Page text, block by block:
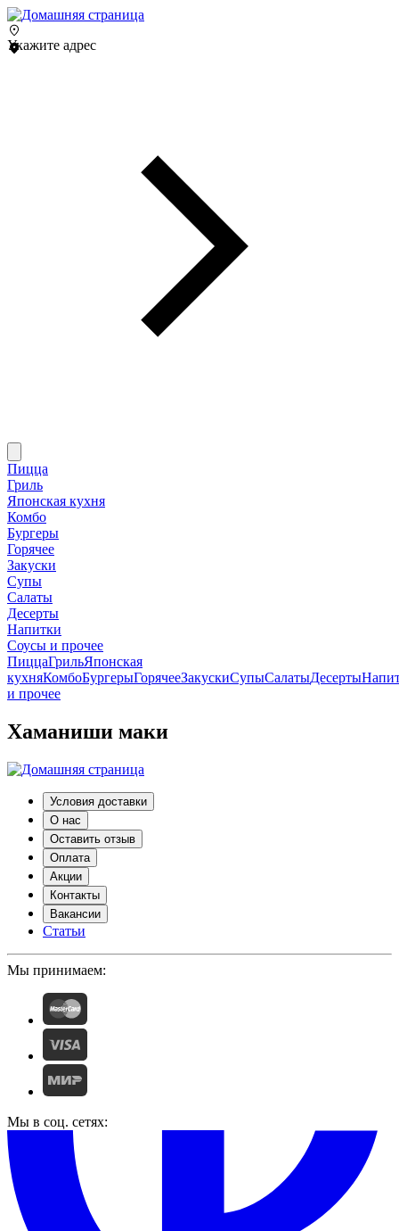
Укажите адрес
Пицца
Гриль
Японская кухня
Комбо
Бургеры
Горячее
Закуски
Супы
Салаты
Десерты
Напитки
Соусы и прочее
ПиццаГрильЯпонская
кухняКомбоБургерыГорячееЗакускиСупыСалатыДесерты
и прочее
Хаманиши маки
Условия доставки
О нас
Оставить отзыв
Оплата
Акции
Контакты
Вакансии
Статьи
Мы принимаем:
Мы в соц. сетях: